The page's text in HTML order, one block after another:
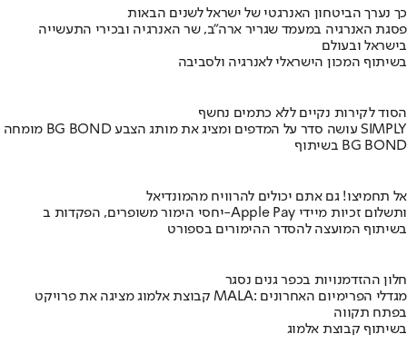
כך נערך הביטחון האנרגטי של ישראל לשנים הבאות
פסגת האנרגיה במעמד שגריר ארה"ב, שר האנרגיה ובכירי התעשייה
בישראל ובעולם
בשיתוף המכון הישראלי לאנרגיה ולסביבה
הסוד לקירות נקיים ללא כתמים נחשף
מומחה BG BOND עושה סדר על המדפים ומציג את מותג הצבע SIMPLY
בשיתוף BG BOND
אל תחמיצו! גם אתם יכולים להרוויח מהמונדיאל
יחסי הימור משופרים, הפקדות ב-Apple Pay ותשלום זכיות מיידי
בשיתוף המועצה להסדר ההימורים בספורט
חלון ההזדמנויות בכפר גנים נסגר
קבוצת אלמוג מציגה את פרויקט MALA: מגדלי הפרימיום האחרונים
בפתח תקווה
בשיתוף קבוצת אלמוג